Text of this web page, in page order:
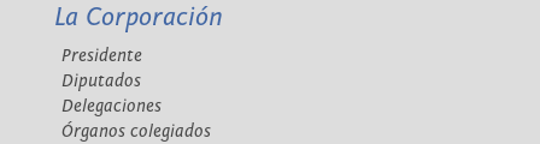
La Corporación
Presidente
Diputados
Delegaciones
Órganos colegiados